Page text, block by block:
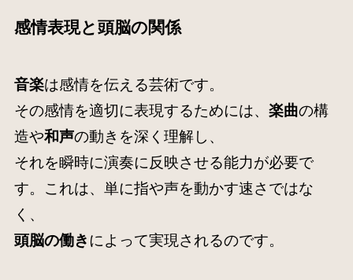
感情表現と頭脳の関係
音楽は感情を伝える芸術です。
その感情を適切に表現するためには、 楽曲の構
造や和声の動きを深く理解し、
それを瞬時に演奏に反映させる能力が必要で
す。これは、単に指や声を動かす速さではな
く、
頭脳の働きによって実現されるのです。